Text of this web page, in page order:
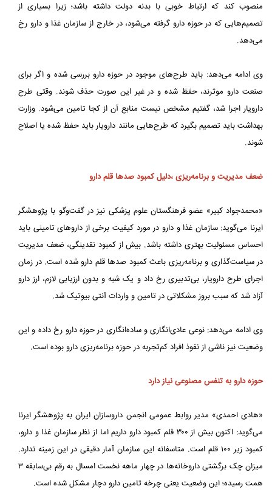
منصوب کند که ارتباط خوبی با بدنه دولت داشته باشد؛ زیرا بسیاری از
تصمیم‌هایی که در حوزه دارو گرفته می‌شود، در خارج از سازمان غذا و دارو رخ
می‌دهد.
وی ادامه می‌دهد: باید طرح‌های موجود در حوزه دارو بررسی شده و اگر برای
صنعت دارو موثرند، حفظ شده و در غیر این صورت حذف شوند. وقتی طرح
دارویار اجرا شد، گفتیم مشخص نیست منابع آن از کجا تامین می‌شود. وزارت
بهداشت باید تصمیم بگیرد که طرح‌هایی مانند دارویار باید حفظ شده یا اصلاح
شوند.
ضعف مدیریت و برنامه‌ریزی ،دلیل کمبود صدها قلم دارو
«محمدجواد کبیر» عضو فرهنگستان علوم پزشکی نیز در گفت‌وگو با پژوهشگر
ایرنا می‌گوید: سازمان غذا و دارو در مورد کیفیت برخی از داروهای تامینی باید
احساس مسئولیت بهتری داشته باشد. بیش از کمبود نقدینگی، ضعف مدیریت
در سیاست‌گذاری و برنامه‌ریزی باعث کمبود صدها قلم دارو شده است. در زمان
اجرای طرح دارویار، بی‌تدبیری رخ داد و یک شبه و بدون ارزیابی لازم، ارز دارو
آزاد شد که سبب بروز مشکلاتی در تامین و واردات آنتی بیوتیک شد.
وی ادامه می‌دهد: نوعی عادی‌انگاری و ساده‌انگاری در حوزه دارو رخ داده و این
وضعیت نیز ناشی از نفوذ افراد کم‌تجربه در حوزه برنامه‌ریزی دارو بوده است.
حوزه دارو به تنفس مصنوعی نیاز دارد
«هادی احمدی» مدیر روابط عمومی انجمن داروسازان ایران به پژوهشگر ایرنا
می‌گوید: اکنون بیش از ۳۰۰ قلم کمبود دارو داریم اما از نظر سازمان غذا و دارو،
کمبود زیر ۱۰۰ قلم است. متاسفانه این سازمان آمار دقیقی در این زمینه ندارد.
میزان چک برگشتی داروخانه‌ها در چهار ماهه نخست امسال به رقم بی‌سابقه ۳
همت رسیده؛ این وضعیت یعنی چرخه تامین دارو دچار مشکل شده است.